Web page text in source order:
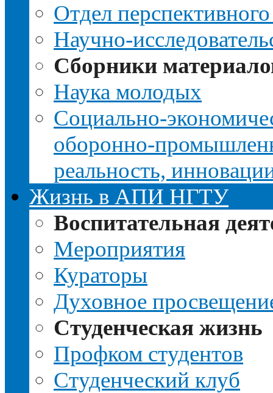
Отдел
Научно-
Сборники
Наука молодых
Социально-
оборонно-
реальность,
Жизнь в АПИ НГТУ
Воспитательная
Мероприятия
Кураторы
Духовное
Студенческая жизнь
Профком студентов
Студенческий клуб